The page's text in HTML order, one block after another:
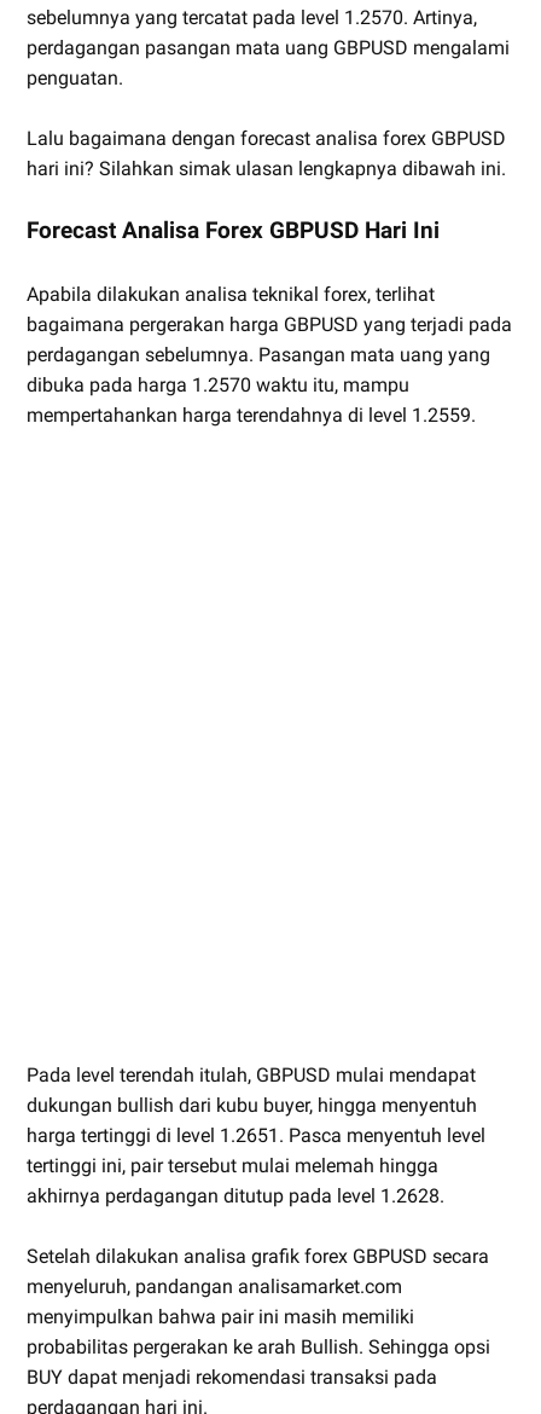
sebelumnya yang tercatat pada level 1.2570. Artinya,
perdagangan pasangan mata uang GBPUSD mengalami
penguatan.
Lalu bagaimana dengan forecast analisa forex GBPUSD
hari ini? Silahkan simak ulasan lengkapnya dibawah ini.
Forecast Analisa Forex GBPUSD Hari Ini
Apabila dilakukan analisa teknikal forex, terlihat
bagaimana pergerakan harga GBPUSD yang terjadi pada
perdagangan sebelumnya. Pasangan mata uang yang
dibuka pada harga 1.2570 waktu itu, mampu
mempertahankan harga terendahnya di level 1.2559.
Pada level terendah itulah, GBPUSD mulai mendapat
dukungan bullish dari kubu buyer, hingga menyentuh
harga tertinggi di level 1.2651. Pasca menyentuh level
tertinggi ini, pair tersebut mulai melemah hingga
akhirnya perdagangan ditutup pada level 1.2628.
Setelah dilakukan analisa grafik forex GBPUSD secara
menyeluruh, pandangan analisamarket.com
menyimpulkan bahwa pair ini masih memiliki
probabilitas pergerakan ke arah Bullish. Sehingga opsi
BUY dapat menjadi rekomendasi transaksi pada
perdagangan hari ini.